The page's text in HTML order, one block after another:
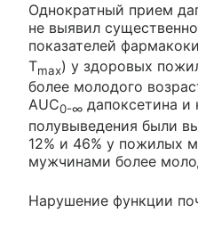
Однократный прием
не выявил
показателей
Тmax) у здоровых
более молодого
AUC0-∞ дапоксетина
полувыведения были
12% и 46% у пожилых
мужчинами более
Нарушение функции